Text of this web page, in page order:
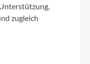
zugleich